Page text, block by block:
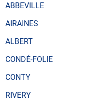
ABBEVILLE
AIRAINES
ALBERT
CONDÉ-FOLIE
CONTY
RIVERY